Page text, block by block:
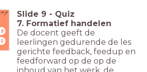
B
D
Slide 9 - Quiz
7. Formatief handelen
De docent geeft de
leerlingen gedurende de les
gerichte feedback, feedup en
feedforward op de op de
inhoud van het werk, de